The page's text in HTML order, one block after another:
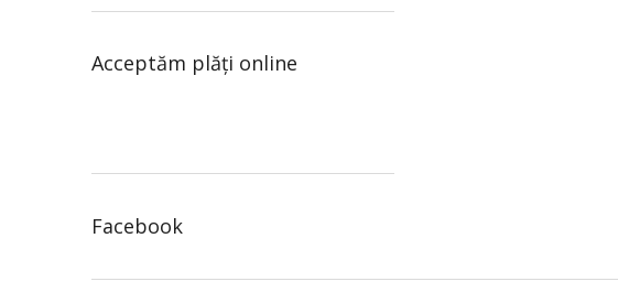
Acceptăm plăţi online
Facebook